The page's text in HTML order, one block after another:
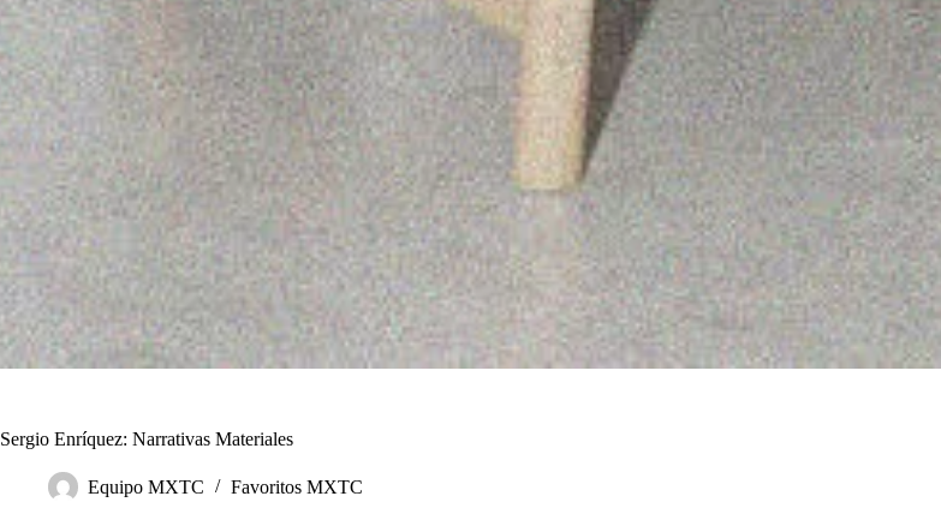
Sergio Enríquez: Narrativas Materiales
Equipo MXTC Favoritos MXTC